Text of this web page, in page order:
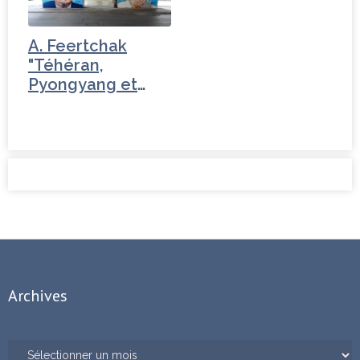
A. Feertchak
"Téhéran,
Pyongyang et
Archives